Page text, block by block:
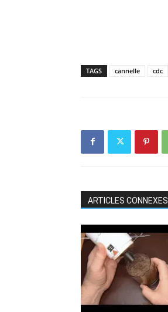
TAGS cannelle cdc
ARTICLES CONNEXES